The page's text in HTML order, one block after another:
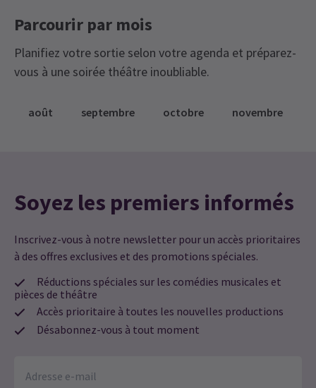
Parcourir par mois
Planifiez votre sortie selon votre agenda et préparez-
vous à une soirée théâtre inoubliable.
août septembre octobre novembre
Soyez les premiers informés
Inscrivez-vous à notre newsletter pour un accès prioritaires
à des offres exclusives et des promotions spéciales.
Réductions spéciales sur les comédies musicales et
pièces de théâtre
Accès prioritaire à toutes les nouvelles productions
Désabonnez-vous à tout moment